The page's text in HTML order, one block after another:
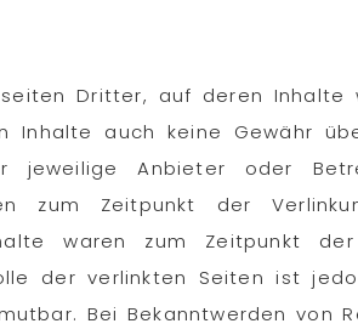
Dritter, auf deren Inhalte
auch keine Gewähr
Anbieter oder
zum Zeitpunkt der
waren zum Zeitpunkt
der verlinkten Seiten ist
Bei Bekanntwerden von